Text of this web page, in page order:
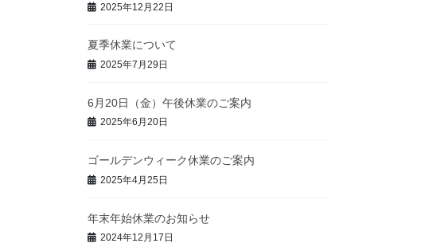
2025年12月22日
夏季休業について
2025年7月29日
6月20日（金）午後休業のご案内
2025年6月20日
ゴールデンウィーク休業のご案内
2025年4月25日
年末年始休業のお知らせ
2024年12月17日